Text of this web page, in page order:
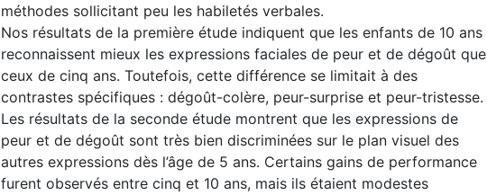
méthodes sollicitant peu les habiletés verbales.
Nos résultats de la première étude indiquent que les enfants de 10 ans
reconnaissent mieux les expressions faciales de peur et de dégoût que
ceux de cinq ans. Toutefois, cette différence se limitait à des
contrastes spécifiques : dégoût-colère, peur-surprise et peur-tristesse.
Les résultats de la seconde étude montrent que les expressions de
peur et de dégoût sont très bien discriminées sur le plan visuel des
autres expressions dès l’âge de 5 ans. Certains gains de performance
furent observés entre cinq et 10 ans, mais ils étaient modestes